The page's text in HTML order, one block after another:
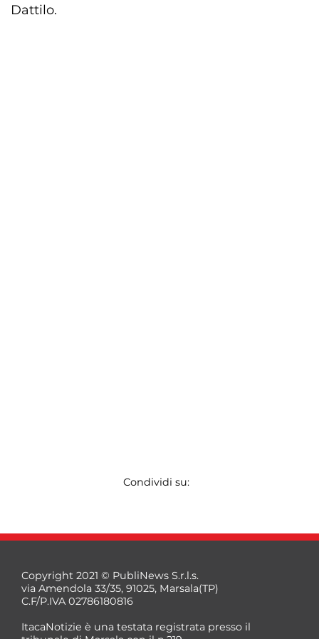
Dattilo.
Condividi su:
Copyright 2021 © PubliNews S.r.l.s.
via Amendola 33/35, 91025, Marsala(TP)
C.F/P.IVA 02786180816
ItacaNotizie è una testata registrata presso il